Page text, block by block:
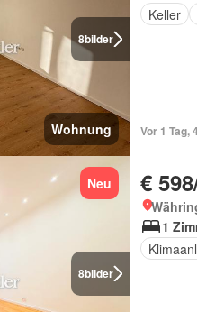
8bilder
Wohnung
Keller
Vor 1 Tag,
8bilder
Neu €
1